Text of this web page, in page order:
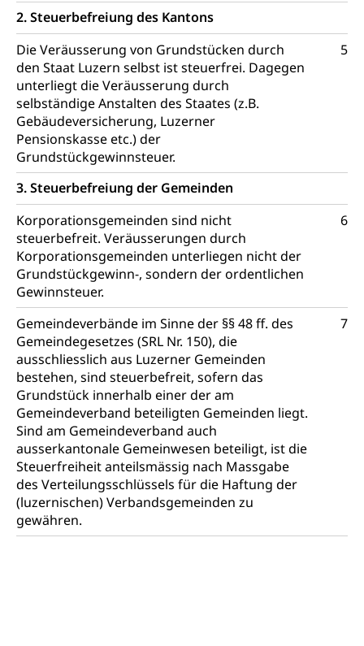
2. Steuerbefreiung des Kantons
Die Veräusserung von Grundstücken durch
den Staat Luzern selbst ist steuerfrei. Dagegen
unterliegt die Veräusserung durch
selbständige Anstalten des Staates (z.B.
Gebäudeversicherung, Luzerner
Pensionskasse etc.) der
Grundstückgewinnsteuer.
5
3. Steuerbefreiung der Gemeinden
Korporationsgemeinden sind nicht
steuerbefreit. Veräusserungen durch
Korporationsgemeinden unterliegen nicht der
Grundstückgewinn-, sondern der ordentlichen
Gewinnsteuer.
6
Gemeindeverbände im Sinne der §§ 48 ff. des
Gemeindegesetzes (SRL Nr. 150), die
ausschliesslich aus Luzerner Gemeinden
bestehen, sind steuerbefreit, sofern das
Grundstück innerhalb einer der am
Gemeindeverband beteiligten Gemeinden liegt.
Sind am Gemeindeverband auch
ausserkantonale Gemeinwesen beteiligt, ist die
Steuerfreiheit anteilsmässig nach Massgabe
des Verteilungsschlüssels für die Haftung der
(luzernischen) Verbandsgemeinden zu
gewähren.
7
Autoverkehr, Lastwagenverkehr, Schwerverkehr,
leistungsabhängige Schwerverkehrsabgabe,
Langsamverkehr, Transportmittel, Auto, Motorrad,
Individualverkehr
zentras (Betrieb und Unterhalt LU, OW, NW,
ZG)
Strassenverkehrsamt
Verkehr und Infrastruktur vif
Kantonsstrassen
Persönliches
Zivilstand
Geburt, Heirat, Ehe, Partnerschaft, Tod,
Zivilstandsamt, Zivilstandsregiste
Zivilstandswesen
Adoption
Adoptivkind, Adoptiveltern, Adoptionsvermittlung,
Adoptionsverfahren, elterliche Gewalt, elterliche
Sorge
Adoption
Aufenthaltsbewilligungen
Niederlassungsbewilligung, Aufenthalt,
Niederlassung, Wohnsitz
Amt für Migration
Ausweise und Bescheinigungen
Reisepass, Identitätskarte, Visum, Geburtsurkunde
Jagdausweis, Fischereiausweis
Strafregisterauszug bestellen
Waffen, Sprengstoffe und Pyrotechnik
Einbürgerung
Nationalität, Staatsangehörigkeit,
Staatsbürgerschaft, Bürgerrecht, Erwerb des
Bürgerrechts, Verlust des Bürgerrechts,